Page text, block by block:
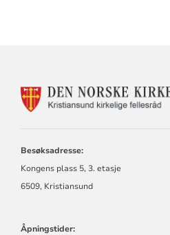
Besøksadresse:
Kongens plass 5, 3. etasje
6509, Kristiansund
Åpningstider: